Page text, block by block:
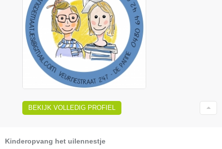
BEKIJK VOLLEDIG PROFIEL
Kinderopvang het uilennestje